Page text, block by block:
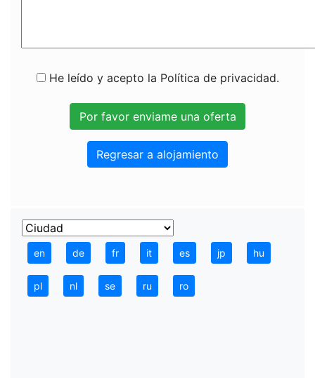
He leído y acepto la Política de privacidad.
Regresar a alojamiento
en de fr it es jp hu
pl nl se ru ro